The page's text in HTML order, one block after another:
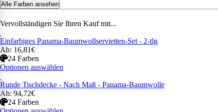
Alle Farben ansehen
Vervollständigen Sie Ihren Kauf mit...
Einfarbiges Panama-Baumwollservietten-Set - 2-tlg
Ab: 16,81€
24 Farben
Optionen auswählen
Runde Tischdecke - Nach Maß - Panama-Baumwolle
Ab: 94,72€
24 Farben